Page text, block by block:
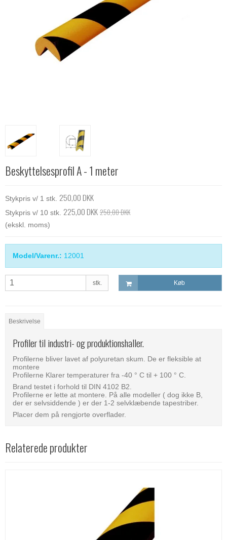
Beskyttelsesprofil A - 1 meter
Stykpris v/ 1 stk. 250,00 DKK
Stykpris v/ 10 stk. 225,00 DKK250,00 DKK
(ekskl. moms)
Model/Varenr.: 12001
stk. Køb
Beskrivelse
Profiler til industri- og produktionshaller.
Profilerne bliver lavet af polyuretan skum. De er fleksible at
montere
Profilerne Klarer temperaturer fra -40 ° C til + 100 ° C.
Brand testet i forhold til DIN 4102 B2.
Profilerne er lette at montere. På alle modeller ( dog ikke B,
der er selvsiddende ) er der 1-2 selvklæbende tapestriber.
Placer dem på rengjorte overflader.
Relaterede produkter